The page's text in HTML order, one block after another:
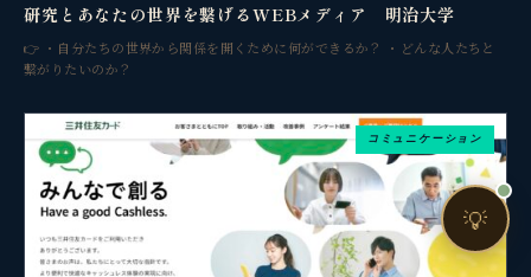
研究とあなたの世界を繋げるWEBメディア 明治大学
👉 ・自分たちの世界から関係を開くために何ができるか？ ・どんな人たちと
繋がりたいのか？
コミュニケーション
💡
お問い合わせ